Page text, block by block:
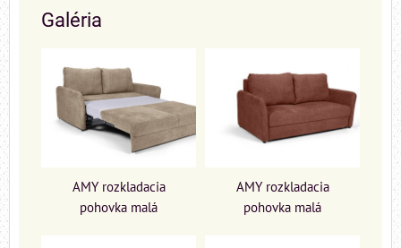
Galéria
AMY rozkladacia
pohovka malá
AMY rozkladacia
pohovka malá